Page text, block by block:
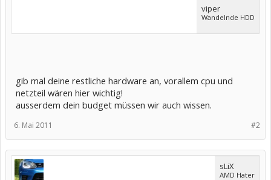
viper
Wandelnde HDD
gib mal deine restliche hardware an, vorallem cpu und
netzteil wären hier wichtig!
ausserdem dein budget müssen wir auch wissen.
#2
6. Mai 2011
sLiX
AMD Hater